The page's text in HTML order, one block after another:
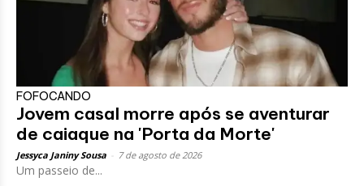
FOFOCANDO
Jovem casal morre após se aventurar
de caiaque na 'Porta da Morte'
Jessyca Janiny Sousa 7 de agosto de 2026
Um passeio de...